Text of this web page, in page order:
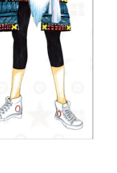
楽天ブックス
ブストア
e-hon